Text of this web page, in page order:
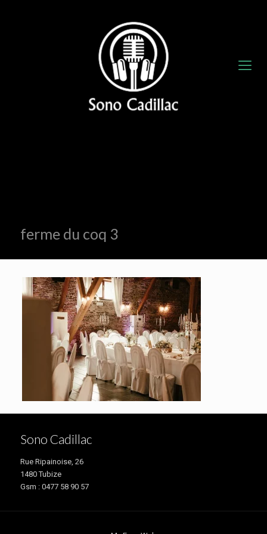
ferme du coq 3
Sono Cadillac
Rue Ripainoise, 26
1480 Tubize
Gsm : 0477 58 90 57